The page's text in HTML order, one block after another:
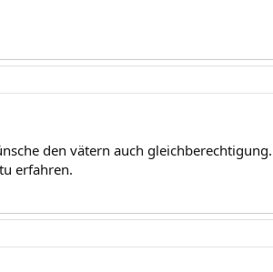
den vätern auch gleichberechtigung.
erfahren.